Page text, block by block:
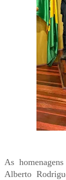
As
Alberto